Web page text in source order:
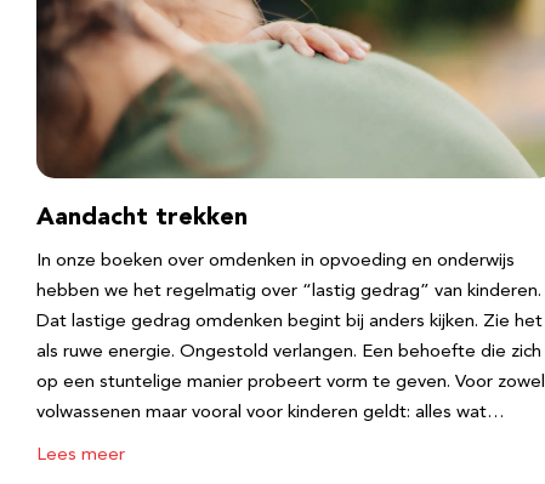
Aandacht trekken
In onze boeken over omdenken in opvoeding en onderwijs
hebben we het regelmatig over “lastig gedrag” van kinderen.
Dat lastige gedrag omdenken begint bij anders kijken. Zie het
als ruwe energie. Ongestold verlangen. Een behoefte die zich
op een stuntelige manier probeert vorm te geven. Voor zowel
volwassenen maar vooral voor kinderen geldt: alles wat…
Lees meer